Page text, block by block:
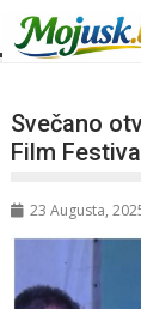
Svečano
Film
23 Augusta,